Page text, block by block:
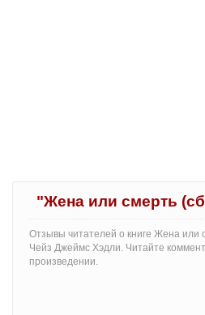
"Жена или смерть
Отзывы читателей о книге Жена или
Чейз Джеймс Хэдли. Читайте
произведении.